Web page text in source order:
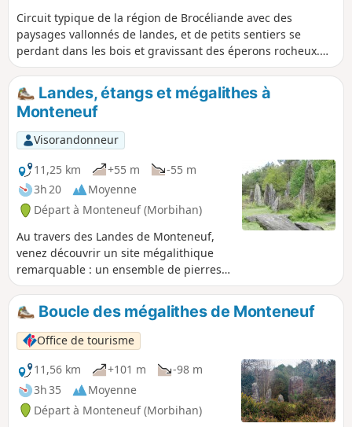
Circuit typique de la région de Brocéliande avec des
paysages vallonnés de landes, et de petits sentiers se
perdant dans les bois et gravissant des éperons rocheux.
Jolis points de vue sur la Forêt de Paimpont et les landes de
Coëtquidan.
Landes, étangs et mégalithes à
Monteneuf
Visorandonneur
11,25 km
+55 m
-55 m
3h 20
Moyenne
Départ à Monteneuf (Morbihan)
Au travers des Landes de Monteneuf,
venez découvrir un site mégalithique
remarquable : un ensemble de pierres
dressées, d'allées couvertes et de
menhirs isolés. Moins spectaculaire que
celui de Carnac, il n'en est pas moins
très intéressant par la présence d'un
site en cours de rénovation où les
archéologues régionaux ont mis en
scène aussi bien l'habitat de l'époque
que les méthodes de redressement des
pierres.
Boucle des mégalithes de Monteneuf
Office de tourisme
11,56 km
+101 m
-98 m
3h 35
Moyenne
Départ à Monteneuf (Morbihan)